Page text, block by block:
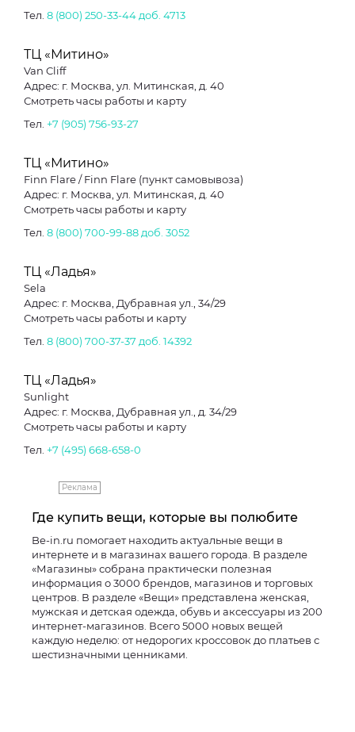
Тел. 8 (800) 250-33-44 доб. 4713
ТЦ «Митино»
Van Cliff
Адрес: г. Москва, ул. Митинская, д. 40
Смотреть часы работы и карту
Тел. +7 (905) 756-93-27
ТЦ «Митино»
Finn Flare / Finn Flare (пункт самовывоза)
Адрес: г. Москва, ул. Митинская, д. 40
Смотреть часы работы и карту
Тел. 8 (800) 700-99-88 доб. 3052
ТЦ «Ладья»
Sela
Адрес: г. Москва, Дубравная ул., 34/29
Смотреть часы работы и карту
Тел. 8 (800) 700-37-37 доб. 14392
ТЦ «Ладья»
Sunlight
Адрес: г. Москва, Дубравная ул., д. 34/29
Смотреть часы работы и карту
Тел. +7 (495) 668-658-0
Реклама
Где купить вещи, которые вы полюбите
Be-in.ru помогает находить актуальные вещи в
интернете и в магазинах вашего города. В разделе
«Магазины» собрана практически полезная
информация о 3000 брендов, магазинов и торговых
центров. В разделе «Вещи» представлена женская,
мужская и детская одежда, обувь и аксессуары из 200
интернет-магазинов. Всего 5000 новых вещей
каждую неделю: от недорогих кроссовок до платьев с
шестизначными ценниками.